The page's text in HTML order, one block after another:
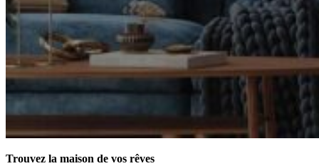
Trouvez la maison de vos rêves